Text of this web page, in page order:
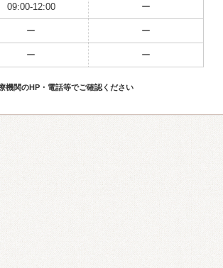
09:00-12:00 ー
ー ー
ー ー
機関のHP・電話等でご確認ください